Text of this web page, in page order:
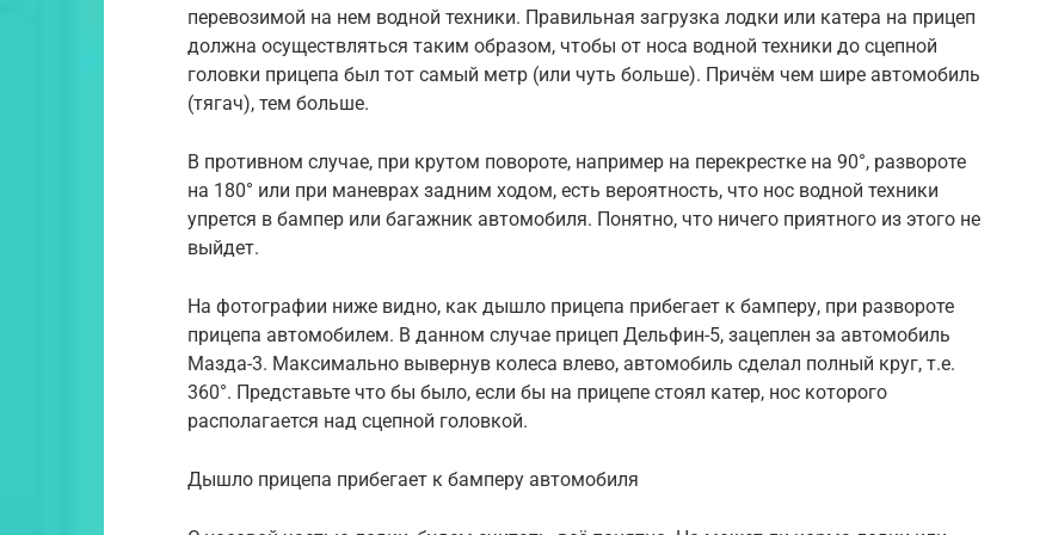
перевозимой на нем водной техники. Правильная загрузка лодки или катера на прицеп
должна осуществляться таким образом, чтобы от носа водной техники до сцепной
головки прицепа был тот самый метр (или чуть больше). Причём чем шире автомобиль
(тягач), тем больше.
В противном случае, при крутом повороте, например на перекрестке на 90°, развороте
на 180° или при маневрах задним ходом, есть вероятность, что нос водной техники
упрется в бампер или багажник автомобиля. Понятно, что ничего приятного из этого не
выйдет.
На фотографии ниже видно, как дышло прицепа прибегает к бамперу, при развороте
прицепа автомобилем. В данном случае прицеп Дельфин-5, зацеплен за автомобиль
Мазда-3. Максимально вывернув колеса влево, автомобиль сделал полный круг, т.е.
360°. Представьте что бы было, если бы на прицепе стоял катер, нос которого
располагается над сцепной головкой.
Дышло прицепа прибегает к бамперу автомобиля